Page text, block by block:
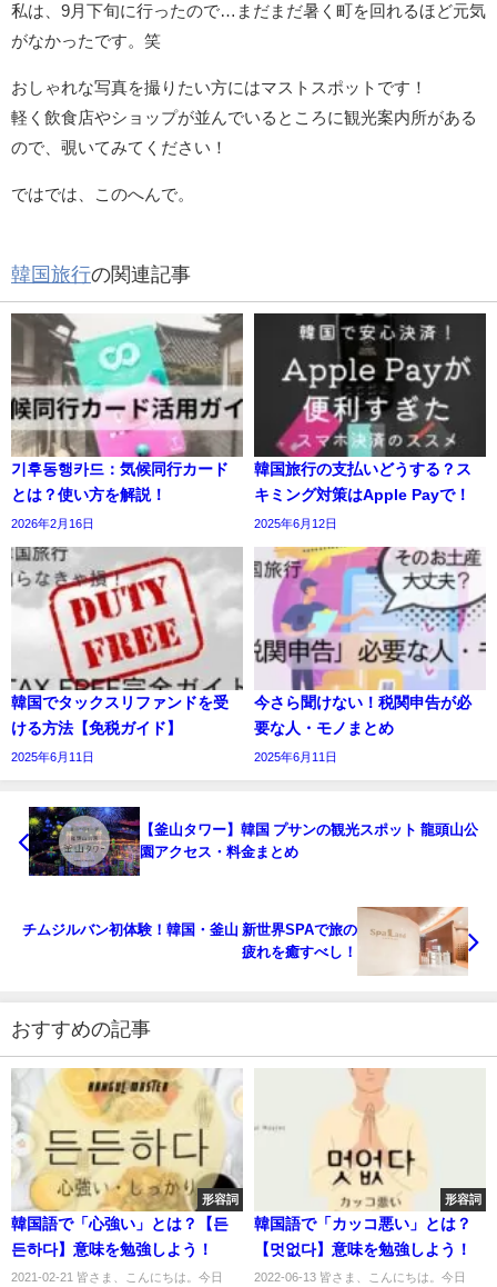
私は、9月下旬に行ったので…まだまだ暑く町を回れるほど元気
がなかったです。笑
おしゃれな写真を撮りたい方にはマストスポットです！
軽く飲食店やショップが並んでいるところに観光案内所がある
ので、覗いてみてください！
ではでは、このへんで。
韓国旅行の関連記事
기후동행카드：気候同行カード
とは？使い方を解説！
2026年2月16日
韓国旅行の支払いどうする？ス
キミング対策はApple Payで！
2025年6月12日
韓国でタックスリファンドを受
ける方法【免税ガイド】
2025年6月11日
今さら聞けない！税関申告が必
要な人・モノまとめ
2025年6月11日
【釜山タワー】韓国 プサンの観光スポット 龍頭山公
園アクセス・料金まとめ
チムジルバン初体験！韓国・釜山 新世界SPAで旅の
疲れを癒すべし！
おすすめの記事
形容詞
韓国語で「心強い」とは？【든
든하다】意味を勉強しよう！
2021-02-21 皆さま、こんにちは。今日
形容詞
韓国語で「カッコ悪い」とは？
【멋없다】意味を勉強しよう！
2022-06-13 皆さま、こんにちは。今日